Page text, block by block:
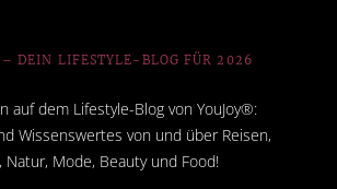
– DEIN LIFESTYLE-BLOG FÜR 2026
auf dem Lifestyle-Blog von YouJoy®:
Wissenswertes von und über Reisen,
Natur, Mode, Beauty und Food!